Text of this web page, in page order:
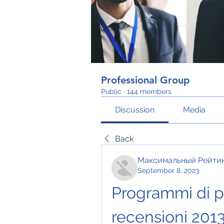
Professional Group
Public · 144 members
Discussion Media
Back
Максимальный
September 8, 2023
Programmi di
recensioni